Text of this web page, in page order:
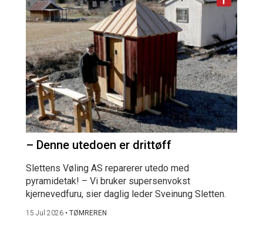
– Denne utedoen er drittøff
Slettens Vøling AS reparerer utedo med
pyramidetak! – Vi bruker supersenvokst
kjernevedfuru, sier daglig leder Sveinung Sletten.
15 Jul 2026 • TØMREREN